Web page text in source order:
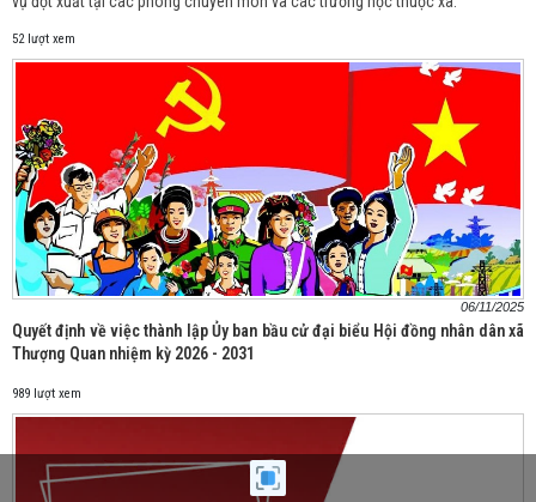
52 lượt xem
06/11/2025
Quyết định về việc thành lập Ủy ban bầu cử đại biểu Hội đồng nhân dân xã
Thượng Quan nhiệm kỳ 2026 - 2031
989 lượt xem